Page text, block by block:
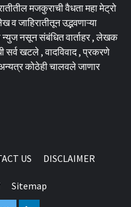
मजकुराची वैधता महा मेट्रो
व जाहिरातीतून उद्भवणाऱ्या
न्युज नसून संबंधित वार्ताहर , लेखक
सर्व खटले , वादविवाद , प्रकरणे
कोठेही चालवले जाणार
US DISCLAIMER
Sitemap